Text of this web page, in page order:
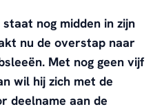
nog midden in zijn
nu de overstap naar
Met nog geen vijf
wil hij zich met de
deelname aan de